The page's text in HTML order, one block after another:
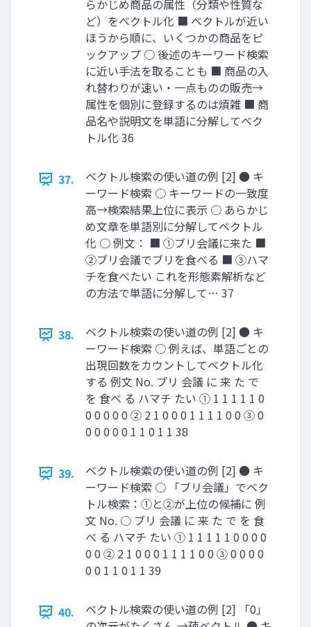
らかじめ商品の属性（分類や性質な
ど）をベクトル化 ■ ベクトルが近い
ほうから順に、いくつかの商品をピ
ックアップ ○ 後述のキーワード検索
に近い手法を取ることも ■ 商品の入
れ替わりが速い・一点ものの販売→
属性を個別に登録するのは煩雑 ■ 商
品名や説明文を単語に分解してベク
トル化 36
37.
ベクトル検索の使い道の例 [2] ● キ
ーワード検索 ○ キーワードの一致度
高→検索結果上位に表示 ○ あらかじ
め文章を単語別に分解してベクトル
化 ○ 例文： ■ ①ブリ会議に来た ■
②ブリ会議でブリを食べる ■ ③ハマ
チを食べたい これを形態素解析など
の方法で単語に分解して… 37
38.
ベクトル検索の使い道の例 [2] ● キ
ーワード検索 ○ 例えば、単語ごとの
出現回数をカウントしてベクトル化
する 例文 No. ブリ 会議 に 来 た で
を 食べ る ハマチ たい ① 1 1 1 1 1 0
0 0 0 0 0 ② 2 1 0 0 0 1 1 1 1 0 0 ③ 0
0 0 0 0 0 1 1 0 1 1 38
39.
ベクトル検索の使い道の例 [2] ● キ
ーワード検索 ○ 「ブリ会議」でベク
トル検索：①と②が上位の候補に 例
文 No. ○ ブリ 会議 に 来 た で を 食
べ る ハマチ たい ① 1 1 1 1 1 0 0 0 0
0 0 ② 2 1 0 0 0 1 1 1 1 0 0 ③ 0 0 0 0
0 0 1 1 0 1 1 39
40.
ベクトル検索の使い道の例 [2] 「0」